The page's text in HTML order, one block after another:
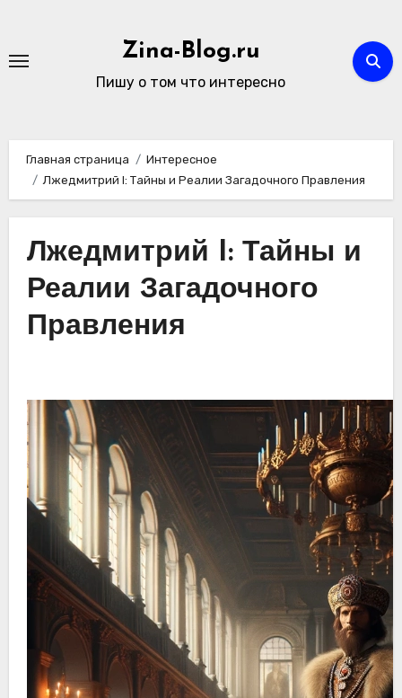
содержимому
Zina-Blog.ru
Пишу о том что интересно
Главная страница
Интересное
Лжедмитрий I: Тайны и Реалии Загадочного Правления
Лжедмитрий I: Тайны и
Реалии Загадочного
Правления